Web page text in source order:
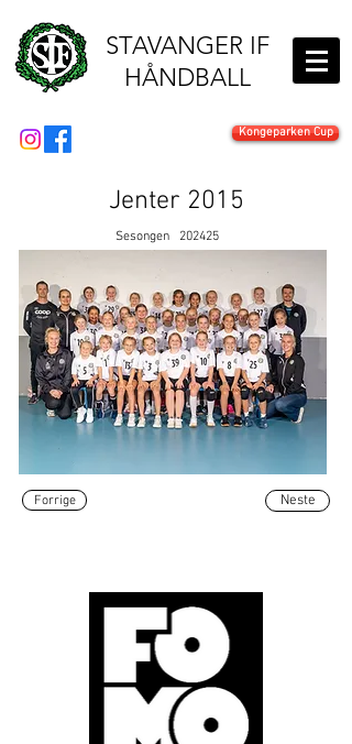
STAVANGER IF
HÅNDBALL
Kongeparken Cup
Jenter 2015
Sesongen 202425
Forrige Neste